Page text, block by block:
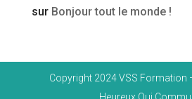
sur Bonjour tout le monde !
Copyright 2024 VSS Formation